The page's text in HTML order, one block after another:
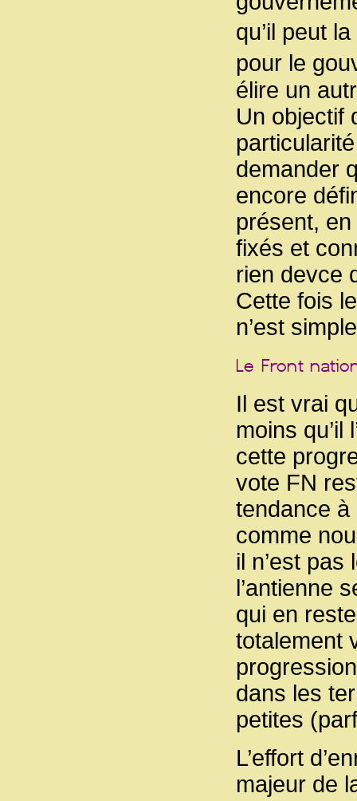
qu’il peut
pour le
élire un
Un objectif
demander
encore
présent,
fixés et
rien devce
Cette fois
n’est
Il est vrai
moins qu’il
cette
vote FN
tendance
comme
il n’est pas
l’antienne
qui en
totalement
dans les
petites
L’effort
majeur de